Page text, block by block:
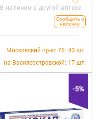
В наличии в другой аптеке
Сообщить о
наличии
Московский пр-кт 76: 43 шт.
на Василеостровской: 17 шт.
-5%